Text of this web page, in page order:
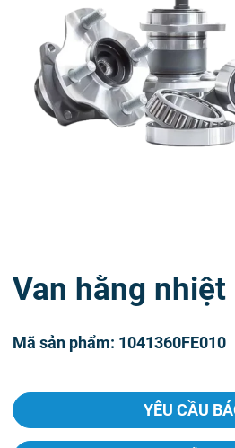
Van hằng nhiệt
Mã sản phẩm: 1041360FE010
YÊU CẦU